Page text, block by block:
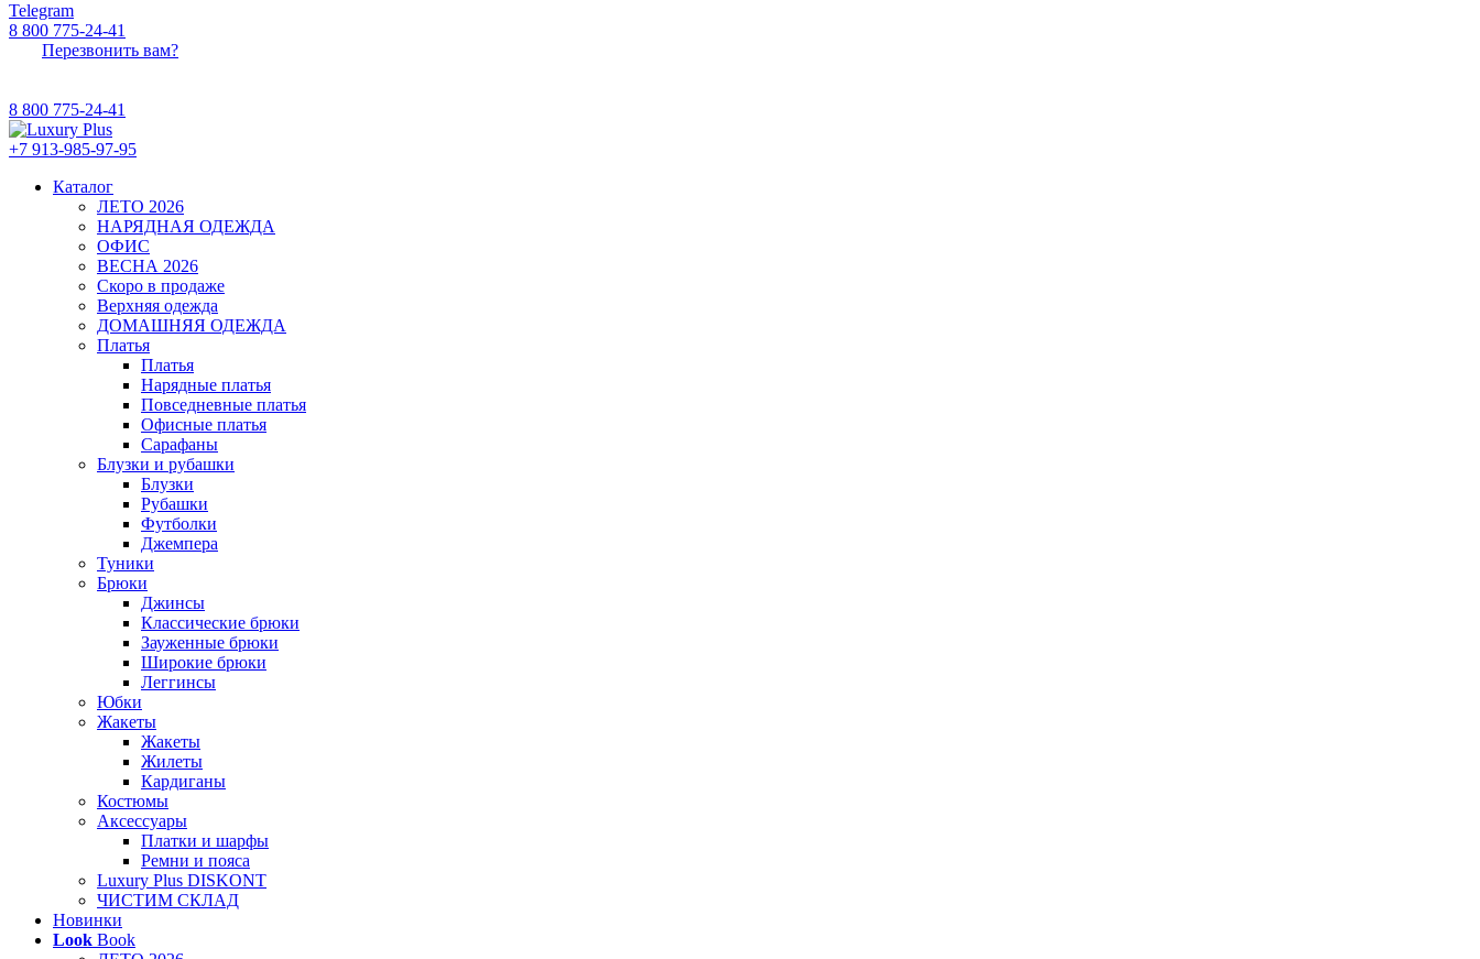
Telegram
8 800 775-24-41
Перезвонить вам?
8 800 775-24-41
+7 913-985-97-95
Каталог
ЛЕТО 2026
НАРЯДНАЯ ОДЕЖДА
ОФИС
ВЕСНА 2026
Скоро в продаже
Верхняя одежда
ДОМАШНЯЯ ОДЕЖДА
Платья
Платья
Нарядные платья
Повседневные платья
Офисные платья
Сарафаны
Блузки и рубашки
Блузки
Рубашки
Футболки
Джемпера
Туники
Брюки
Джинсы
Классические брюки
Зауженные брюки
Широкие брюки
Леггинсы
Юбки
Жакеты
Жакеты
Жилеты
Кардиганы
Костюмы
Аксессуары
Платки и шарфы
Ремни и пояса
Luxury Plus DISKONT
ЧИСТИМ СКЛАД
Новинки
Look Book